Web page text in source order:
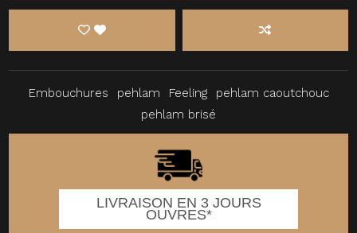
Embouchures pehlam Feeling
pehlam caoutchouc
pehlam brisé
LIVRAISON EN 3 JOURS
OUVRES*